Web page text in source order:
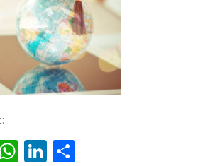
EmailWhatsApp
LinkedIn